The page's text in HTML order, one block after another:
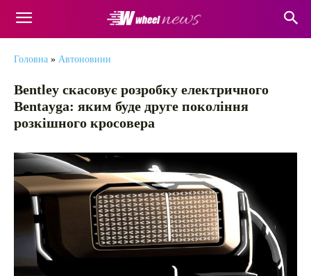
Головна » Автоновини
Bentley скасовує розробку електричного
Bentayga: яким буде друге покоління
розкішного кросовера